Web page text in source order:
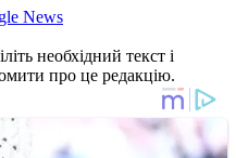
News
необхідний текст і
про це редакцію.